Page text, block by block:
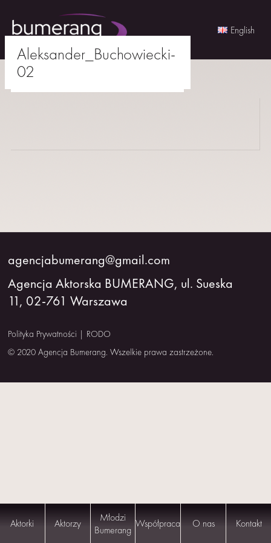
AKTORKI
WSPÓŁPRACA
O
NAS
Aktorki Aktorzy
Młodzi
Bumerang Współpraca O nas Kontakt
English
content
Aleksander_Buchowiecki-
02
agencjabumerang@gmail.com
Agencja Aktorska BUMERANG, ul. Sueska
11, 02-761 Warszawa
Polityka Prywatności | RODO
© 2020 Agencja Bumerang. Wszelkie prawa zastrzeżone.